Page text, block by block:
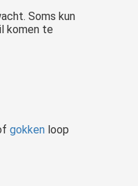
Soms kun
komen te
gokken loop